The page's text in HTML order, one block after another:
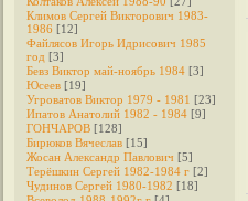
Климов Сергей Викторович 1983-
1986 [12]
Файлясов Игорь Идрисович 1985
год [3]
Бевз Виктор май-ноябрь 1984 [3]
Юсеев [19]
Угроватов Виктор 1979 - 1981 [23]
Ипатов Анатолий 1982 - 1984 [9]
ГОНЧАРОВ [128]
Бирюков Вячеслав [15]
Жосан Александр Павлович [5]
Терёшкин Сергей 1982-1984 г [2]
Чудинов Сергей 1980-1982 [18]